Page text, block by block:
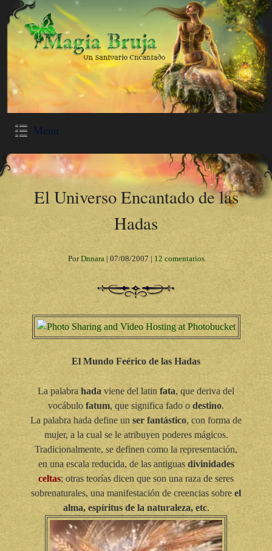
Menu
El Universo Encantado de las
Hadas
PorDnnara| 07/08/2007 | 12 comentarios
El Mundo Feérico de las Hadas
La palabra hada viene del latin fata, que deriva del
vocábulo fatum, que significa fado o destino.
La palabra hada define un ser fantástico, con forma de
mujer, a la cual se le atribuyen poderes mágicos.
Tradicionalmente, se definen como la representación,
en una escala reducida, de las antiguas divinidades
celtas; otras teorías dicen que son una raza de seres
sobrenaturales, una manifestación de creencias sobre el
alma, espíritus de la naturaleza, etc.